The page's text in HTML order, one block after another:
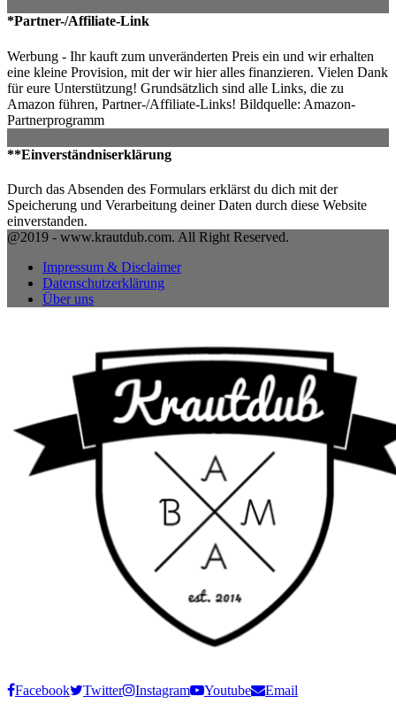
*Partner-/Affiliate-Link
Werbung - Ihr kauft zum unveränderten Preis ein und wir erhalten
eine kleine Provision, mit der wir hier alles finanzieren. Vielen Dank
für eure Unterstützung! Grundsätzlich sind alle Links, die zu
Amazon führen, Partner-/Affiliate-Links! Bildquelle: Amazon-
Partnerprogramm
**Einverständniserklärung
Durch das Absenden des Formulars erklärst du dich mit der
Speicherung und Verarbeitung deiner Daten durch diese Website
einverstanden.
@2019 - www.krautdub.com. All Right Reserved.
Impressum & Disclaimer
Datenschutzerklärung
Über uns
Facebook Twitter Instagram Youtube
Email